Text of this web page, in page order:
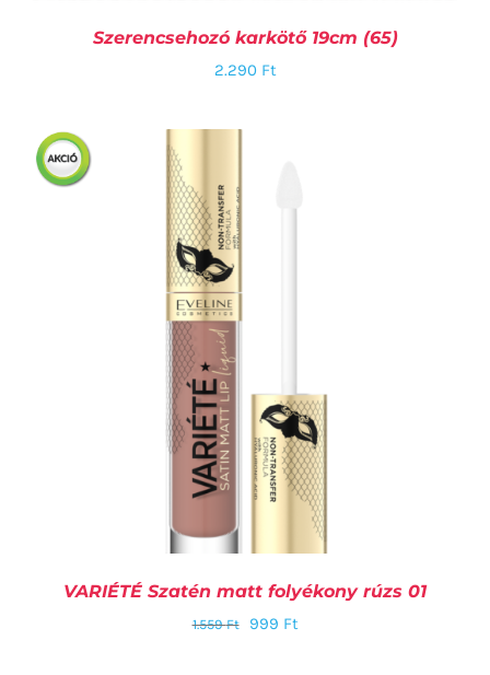
RÉSZLETEK
Szerencsehozó karkötő 19cm (65)
2.290 Ft
VARIÉTÉ Szatén matt folyékony rúzs 01
1.559Ft 999 Ft